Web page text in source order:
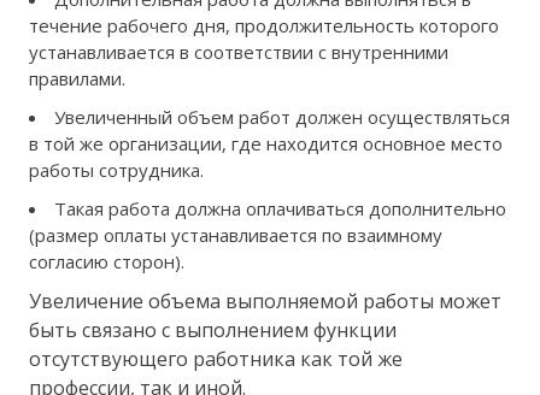
течение рабочего дня, продолжительность которого
устанавливается в соответствии с внутренними
правилами.
Увеличенный объем работ должен осуществляться
в той же организации, где находится основное место
работы сотрудника.
Такая работа должна оплачиваться дополнительно
(размер оплаты устанавливается по взаимному
согласию сторон).
Увеличение объема выполняемой работы может
быть связано с выполнением функции
отсутствующего работника как той же
профессии, так и иной.